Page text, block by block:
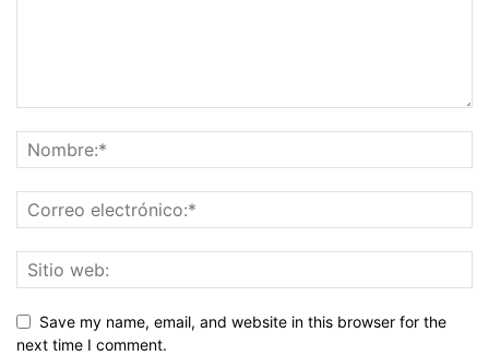
Save my name, email, and website in this browser for the
next time I comment.